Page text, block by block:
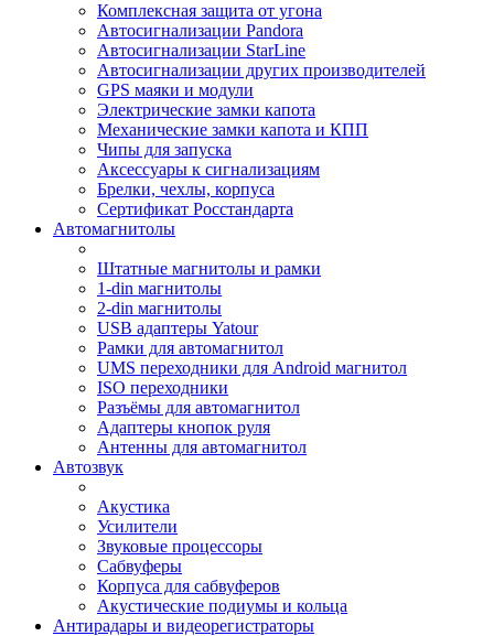
Комплексная защита от угона
Автосигнализации Pandora
Автосигнализации StarLine
Автосигнализации других производителей
GPS маяки и модули
Электрические замки капота
Механические замки капота и КПП
Чипы для запуска
Аксессуары к сигнализациям
Брелки, чехлы, корпуса
Сертификат Росстандарта
Автомагнитолы
Штатные магнитолы и рамки
1-din магнитолы
2-din магнитолы
USB адаптеры Yatour
Рамки для автомагнитол
UMS переходники для Android магнитол
ISO переходники
Разъёмы для автомагнитол
Адаптеры кнопок руля
Антенны для автомагнитол
Автозвук
Акустика
Усилители
Звуковые процессоры
Сабвуферы
Корпуса для сабвуферов
Акустические подиумы и кольца
Антирадары и видеорегистраторы